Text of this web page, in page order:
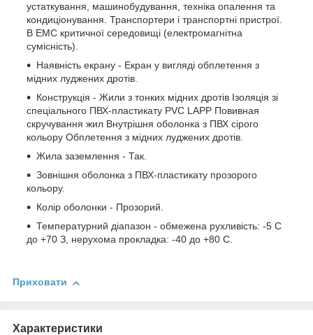
устаткування, машинобудування, техніка опалення та
кондиціонування. Транспортери і транспортні пристрої.
В ЕМС критичної середовищі (електромагнітна
сумісність).
Наявність екрану - Екран у вигляді обплетення з
мідних луджених дротів.
Конструкція - Жили з тонких мідних дротів Ізоляція зі
спеціального ПВХ-пластикату PVC LAPP Повивная
скручування жил Внутрішня оболонка з ПВХ сірого
кольору Обплетення з мідних луджених дротів.
Жила заземлення - Так.
Зовнішня оболонка з ПВХ-пластикату прозорого
кольору.
Колір оболонки - Прозорий.
Температурний діапазон - обмежена рухливість: -5 С
до +70 З, нерухома прокладка: -40 до +80 С.
Приховати
Характеристики